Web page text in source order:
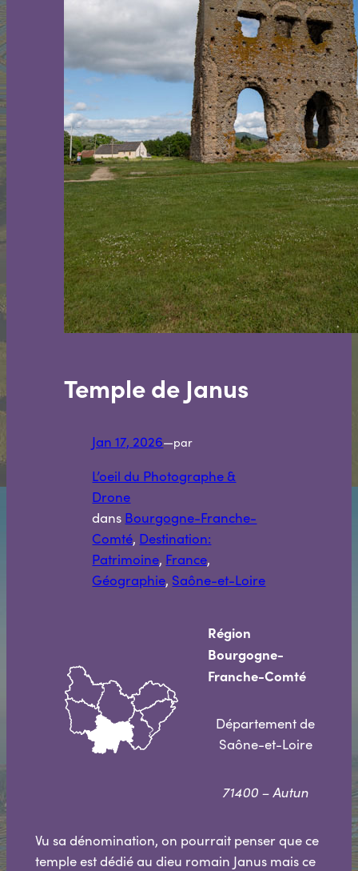
Temple de Janus
Jan 17, 2026—par
L’oeil du Photographe &
Drone
dans Bourgogne-Franche-
Comté, Destination:
Patrimoine, France
Géographie, Saône-et-Loire
Région
Bourgogne-
Franche-Comté
Département de
Saône-et-Loire
71400 – Autun
Vu sa dénomination, on pourrait penser que ce
temple est dédié au dieu romain Janus mais ce